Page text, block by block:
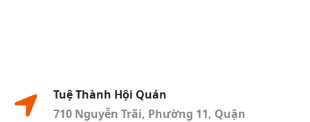
Tuệ Thành Hội Quán
710 Nguyễn Trãi, Phường 11, Quận